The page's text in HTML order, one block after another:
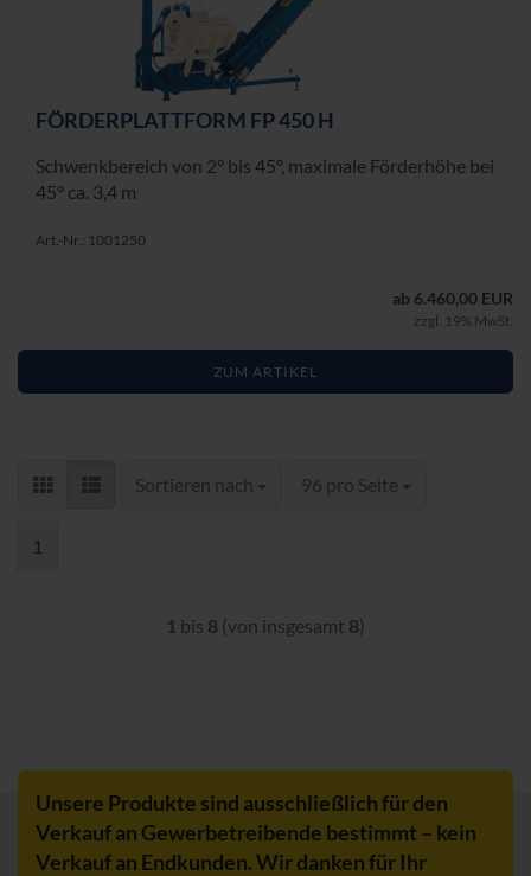
FÖR­DER­PLATT­FORM FP 450 H
Schwenk­be­reich von 2° bis 45°, ma­xi­ma­le För­der­hö­he bei
45° ca. 3,4 m
Art.-Nr.: 1001250
ab 6.460,00 EUR
zzgl. 19% MwSt.
ZUM ARTIKEL
Sortieren nach
Sortieren nach 96 pro Seite
pro Seite
1
1 bis 8 (von insgesamt 8)
Unsere Produkte sind ausschließlich für den
Verkauf an Gewerbetreibende bestimmt – kein
Verkauf an Endkunden. Wir danken für Ihr